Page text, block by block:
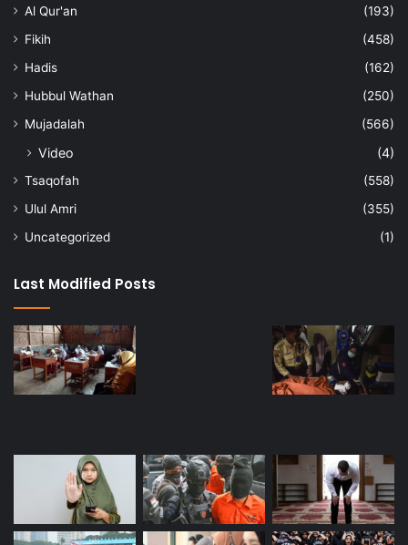
Al Qur'an
(193)
Fikih
(458)
Hadis
(162)
Hubbul Wathan
(250)
Mujadalah
(566)
Video (4)
Tsaqofah
(558)
Ulul Amri
(355)
Uncategorized
(1)
Last Modified Posts